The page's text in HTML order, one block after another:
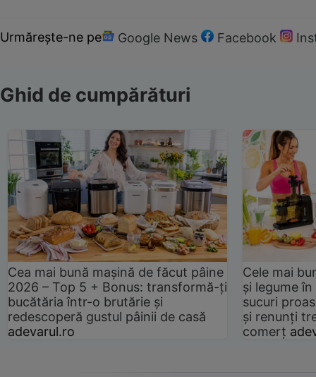
Urmărește-ne pe Google News Facebook
Ghid de cumpărături
Cea mai bună mașină de făcut pâine
2026 – Top 5 + Bonus: transformă-ți
bucătăria într-o brutărie și
redescoperă gustul pâinii de casă
adevarul.ro
Cele mai
și legume
sucuri
și renunți
comerț